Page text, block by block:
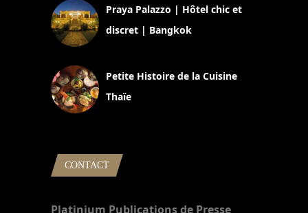
Praya Palazzo | Hôtel chic et
discret | Bangkok
Petite Histoire de la Cuisine
Thaïe
CONTACT
Platinium Publications de Presse